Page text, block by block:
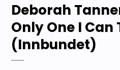
Deborah
Only One I Can
(Innbundet)